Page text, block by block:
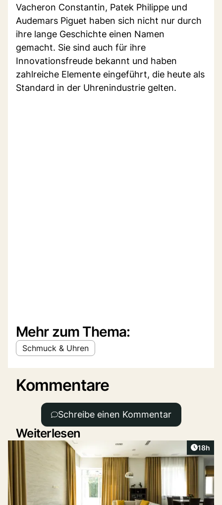
Vacheron Constantin, Patek Philippe und
Audemars Piguet haben sich nicht nur durch
ihre lange Geschichte einen Namen
gemacht. Sie sind auch für ihre
Innovationsfreude bekannt und haben
zahlreiche Elemente eingeführt, die heute als
Standard in der Uhrenindustrie gelten.
Mehr zum Thema:
Schmuck & Uhren
Kommentare
Schreibe einen Kommentar
Weiterlesen
Artikel
18h